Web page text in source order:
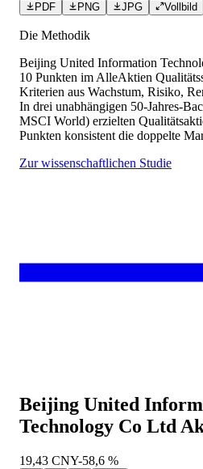
PDF PNG JPG Vollbild
Die Methodik
Beijing United Information
10 Punkten im AlleAktien
Kriterien aus Wachstum, Risiko,
In drei unabhängigen 50-Jahres-
MSCI World) erzielten
Punkten konsistent die doppelte
Zur wissenschaftlichen Studie
Beijing United
Technology Co Ltd
19,43 CNY-58,6 %